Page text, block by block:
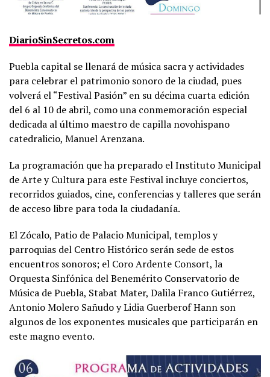
DiarioSinSecretos.com
Puebla capital se llenará de música sacra y actividades
para celebrar el patrimonio sonoro de la ciudad, pues
volverá el “Festival Pasión” en su décima cuarta edición
del 6 al 10 de abril, como una conmemoración especial
dedicada al último maestro de capilla novohispano
catedralicio, Manuel Arenzana.
La programación que ha preparado el Instituto Municipal
de Arte y Cultura para este Festival incluye conciertos,
recorridos guiados, cine, conferencias y talleres que serán
de acceso libre para toda la ciudadanía.
El Zócalo, Patio de Palacio Municipal, templos y
parroquias del Centro Histórico serán sede de estos
encuentros sonoros; el Coro Ardente Consort, la
Orquesta Sinfónica del Benemérito Conservatorio de
Música de Puebla, Stabat Mater, Dalila Franco Gutiérrez,
Antonio Molero Sañudo y Lidia Guerberof Hann son
algunos de los exponentes musicales que participarán en
este magno evento.